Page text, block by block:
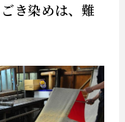
き染めは、難